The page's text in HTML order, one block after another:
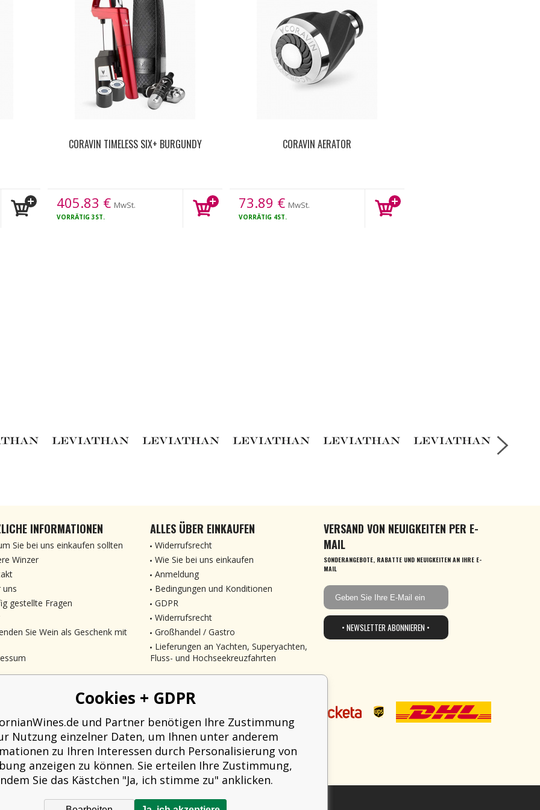
CORAVIN TIMELESS SIX+ BURGUNDY
405.83 € MwSt.
VORRÄTIG 3ST.
CORAVIN AERATOR
73.89 € MwSt.
VORRÄTIG 4ST.
INFORMATIONEN
Sie bei uns einkaufen sollten
Winzer
uns
gestellte Fragen
Sie Wein als Geschenk mit
ALLES ÜBER EINKAUFEN
Widerrufsrecht
Wie Sie bei uns einkaufen
Anmeldung
Bedingungen und Konditionen
GDPR
Widerrufsrecht
Großhandel / Gastro
Lieferungen an Yachten, Superyachten,
Fluss- und Hochseekreuzfahrten
VERSAND VON NEUIGKEITEN PER E-
MAIL
SONDERANGEBOTE, RABATTE UND NEUIGKEITEN AN IHRE E-
MAIL
• NEWSLETTER ABONNIEREN •
Cookies + GDPR
und Partner benötigen Ihre Zustimmung
Nutzung einzelner Daten, um Ihnen unter anderem
zu Ihren Interessen durch Personalisierung von
anzeigen zu können. Sie erteilen Ihre Zustimmung,
Sie das Kästchen "Ja, ich stimme zu" anklicken.